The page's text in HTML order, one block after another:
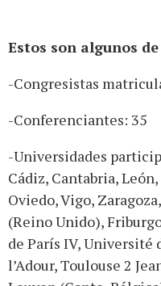
Estos son algunos
-Congresistas
-Conferenciantes: 35
-Universidades
Cádiz, Cantabria,
Oviedo, Vigo,
(Reino Unido),
de París IV, Université
l’Adour, Toulouse 2